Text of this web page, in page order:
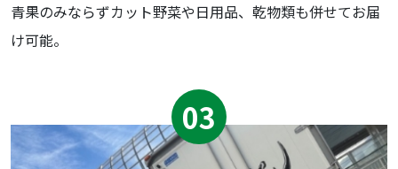
⻘果のみならずカット野菜や⽇⽤品、乾物類も併せてお届
け可能。
03